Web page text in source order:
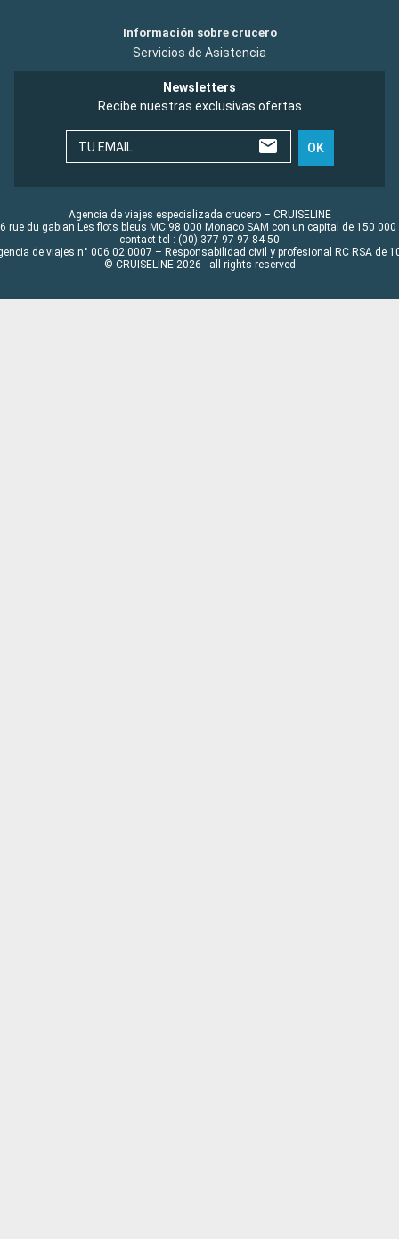
Información sobre crucero
Servicios de Asistencia
Newsletters
Recibe nuestras exclusivas ofertas
TU EMAIL OK
Agencia de viajes especializada crucero – CRUISELINE
rue du gabian Les flots bleus MC 98 000 Monaco SAM con un capital de 150 000
contact tel : (00) 377 97 97 84 50
de viajes n° 006 02 0007 – Responsabilidad civil y profesional RC RSA de
© CRUISELINE 2026 - all rights reserved